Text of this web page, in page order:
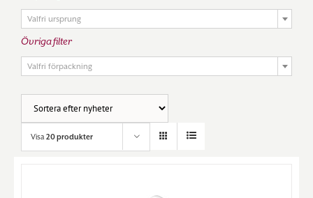
Visa 20 produkter
Valfri ursprung
Övriga filter
Valfri förpackning